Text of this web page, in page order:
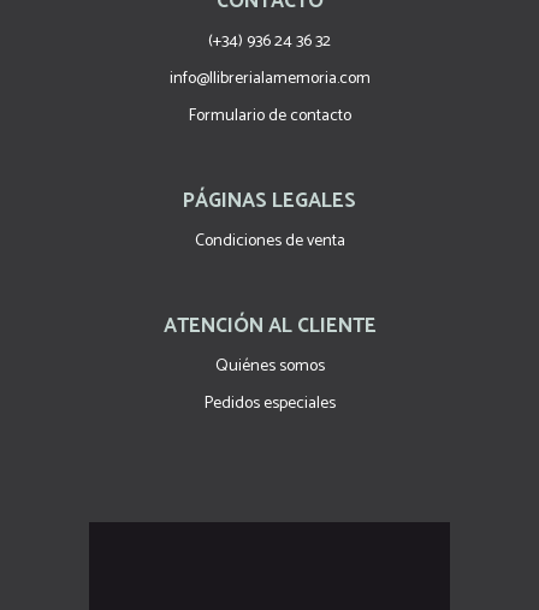
(+34) 936 24 36 32
info@llibrerialamemoria.com
Formulario de contacto
PÁGINAS LEGALES
Condiciones de venta
ATENCIÓN AL CLIENTE
Quiénes somos
Pedidos especiales